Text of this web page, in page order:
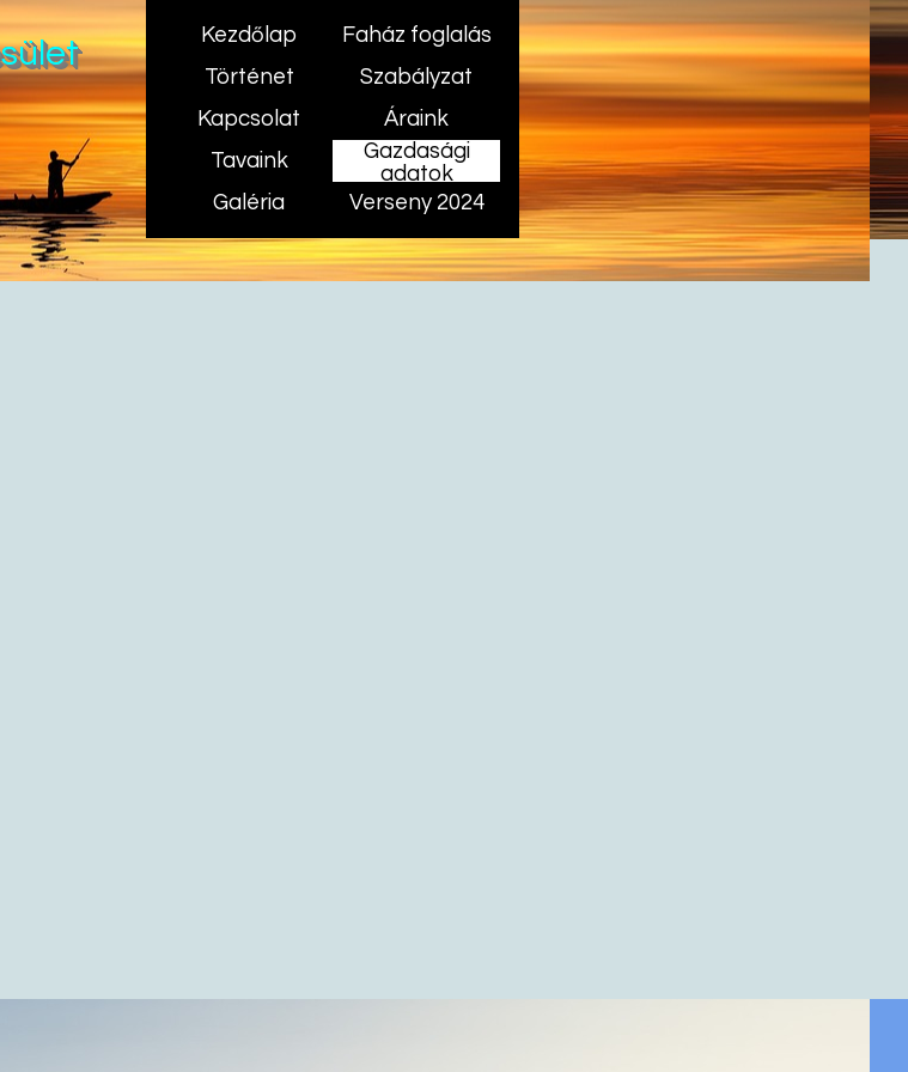
Kezdőlap
Faház foglalás
Történet
Szabályzat
Kapcsolat
Áraink
Tavaink
Gazdasági
adatok
Galéria
Verseny 2024